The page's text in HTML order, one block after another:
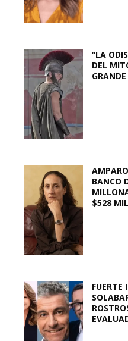
“LA
DEL
GRANDE
BANCO
$528
FUERTE